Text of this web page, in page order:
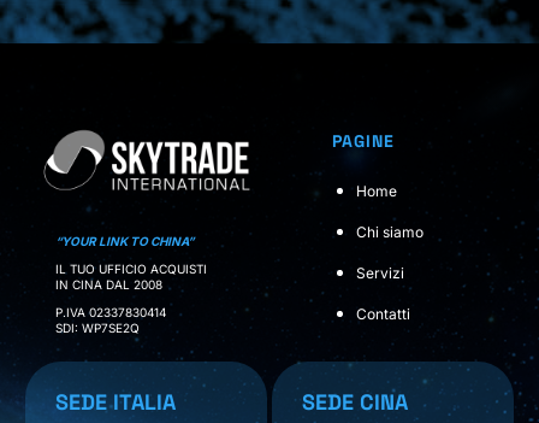
“YOUR LINK TO CHINA”
IL TUO UFFICIO ACQUISTI
IN CINA DAL 2008
P.IVA 02337830414
SDI: WP7SE2Q
PAGINE
Home
Chi siamo
Servizi
Contatti
SEDE ITALIA SEDE CINA